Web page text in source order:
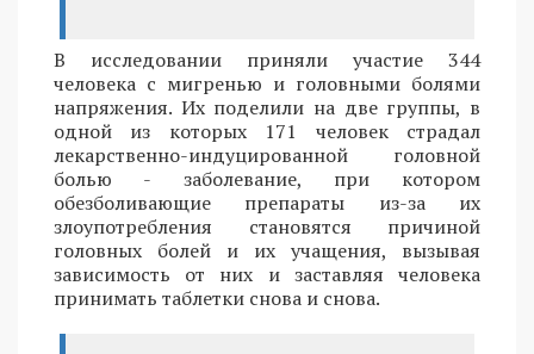
В исследовании приняли участие 344
человека с мигренью и головными болями
напряжения. Их поделили на две группы, в
одной из которых 171 человек страдал
лекарственно-индуцированной головной
болью - заболевание, при котором
обезболивающие препараты из-за их
злоупотребления становятся причиной
головных болей и их учащения, вызывая
зависимость от них и заставляя человека
принимать таблетки снова и снова.